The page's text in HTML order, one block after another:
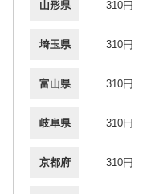
山形県 310円
埼玉県 310円
富山県 310円
岐阜県 310円
京都府 310円